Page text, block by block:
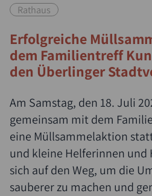
Rathaus
Erfolgreiche
dem Familientreff
den Überlinger
Am Samstag, den 18. Juli
gemeinsam mit dem
eine Müllsammelaktion
und kleine Helferinnen und
sich auf den Weg, um die
sauberer zu machen und